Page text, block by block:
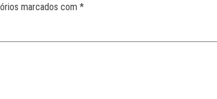
marcados com *